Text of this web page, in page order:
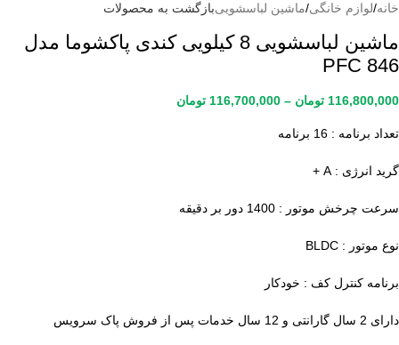
خانه/لوازم خانگی/ماشین لباسشوییبازگشت به محصولات
ماشین لباسشویی 8 کیلویی کندی پاکشوما مدل
PFC 846
116,800,000 تومان –
116,700,000 تومان
تعداد برنامه : 16 برنامه
گرید انرژی : A +
سرعت چرخش موتور : 1400 دور بر دقیقه
نوع موتور : BLDC
برنامه کنترل کف : خودکار
دارای 2 سال گارانتی و 12 سال خدمات پس از فروش پاک سرویس